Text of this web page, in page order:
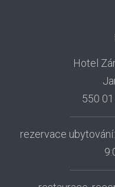
Hotel
550
rezervace